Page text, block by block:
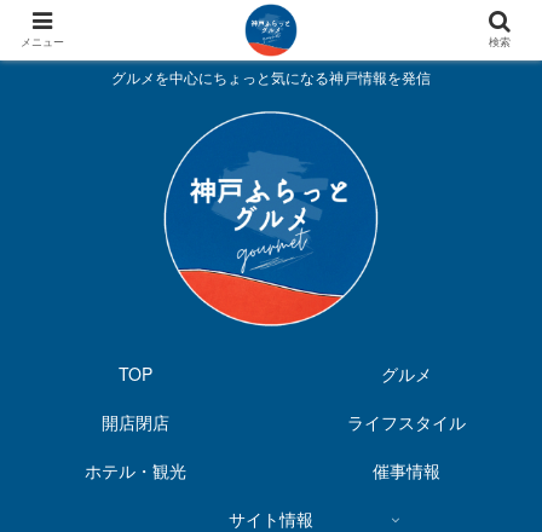
グルメを中心にちょっと気になる神戸情報を発信
TOP
グルメ
開店閉店
ライフスタイル
ホテル・観光
催事情報
サイト情報
メニュー 検索